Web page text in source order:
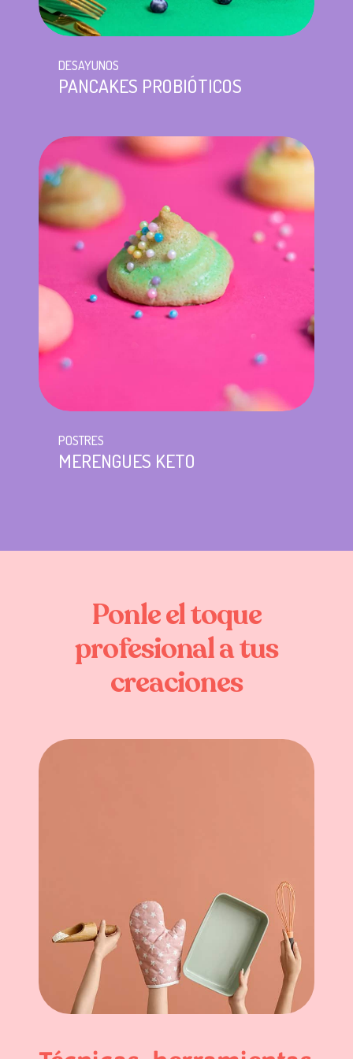
DESAYUNOS
PANCAKES PROBIÓTICOS
POSTRES
MERENGUES KETO
Ponleeltoque
profesionalatus
creaciones